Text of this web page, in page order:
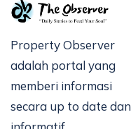
Property Observer
adalah portal yang
memberi informasi
secara up to date dan